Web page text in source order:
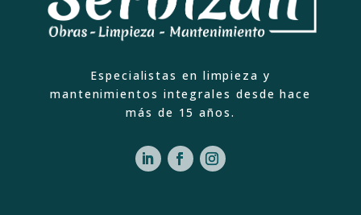
Especialistas en limpieza y
mantenimientos integrales desde hace
más de 15 años.